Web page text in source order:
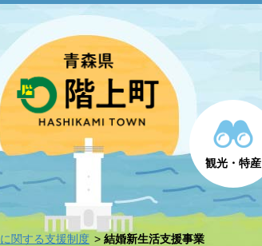
観光・特産
関する支援制度 結婚新生活支援事業